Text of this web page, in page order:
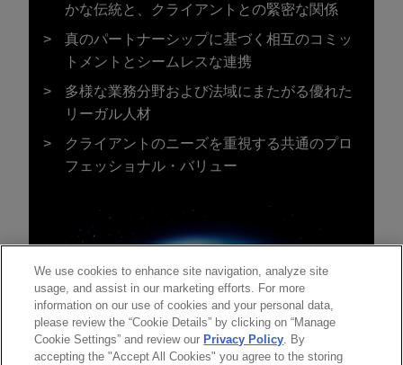
かな伝統と、クライアントとの緊密な関係
真のパートナーシップに基づく相互のコミッ
トメントとシームレスな連携
多様な業務分野および法域にまたがる優れた
リーガル人材
クライアントのニーズを重視する共通のプロ
フェッショナル・バリュー
We use cookies to enhance site navigation, analyze site
usage, and assist in our marketing efforts. For more
information on our use of cookies and your personal data,
please review the “Cookie Details” by clicking on “Manage
Cookie Settings” and review our Privacy Policy. By
accepting the "Accept All Cookies" you agree to the storing